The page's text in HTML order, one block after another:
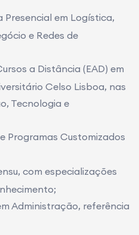
em Logística,
e Redes de
a Distância (EAD) em
Celso Lisboa, nas
Tecnologia e
Programas Customizados
com especializações
Administração, referência